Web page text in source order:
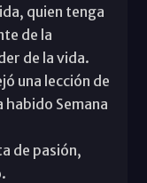
quien tenga
de la
de la vida.
una lección de
habido Semana
de pasión,